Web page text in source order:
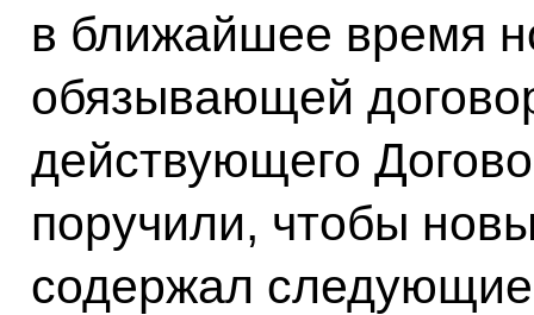
в ближайшее время
обязывающей
действующего
поручили, чтобы
содержал